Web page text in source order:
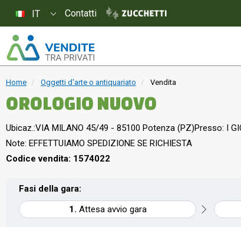
Home Oggetti d'arte o antiquariato Vendita
OROLOGIO NUOVO
Ubicaz.:VIA MILANO 45/49 - 85100 Potenza (PZ)Presso: I
Note: EFFETTUIAMO SPEDIZIONE SE RICHIESTA
Codice vendita: 1574022
Fasi della gara:
Attesa avvio gara
IT Contatti